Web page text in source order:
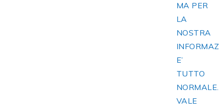
MA PER
LA
NOSTRA
E’
TUTTO
VALE